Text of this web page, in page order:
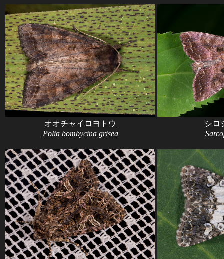
オオチャイロヨトウ
Polia bombycina grisea
シロ